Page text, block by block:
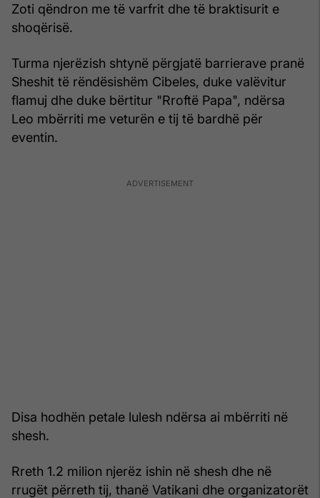
Zoti qëndron me të varfrit dhe të braktisurit e
shoqërisë.
Turma njerëzish shtynë përgjatë barrierave pranë
Sheshit të rëndësishëm Cibeles, duke valëvitur
flamuj dhe duke bërtitur "Rroftë Papa", ndërsa
Leo mbërriti me veturën e tij të bardhë për
eventin.
Disa hodhën petale lulesh ndërsa ai mbërriti në
shesh.
Rreth 1.2 milion njerëz ishin në shesh dhe në
rrugët përreth tij, thanë Vatikani dhe organizatorët